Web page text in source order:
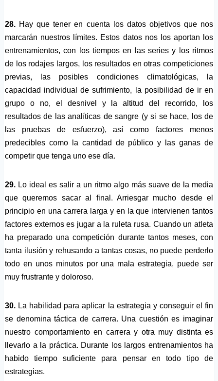
28. Hay que tener en cuenta los datos objetivos que nos
marcarán nuestros límites. Estos datos nos los aportan los
entrenamientos, con los tiempos en las series y los ritmos
de los rodajes largos, los resultados en otras competiciones
previas, las posibles condiciones climatológicas, la
capacidad individual de sufrimiento, la posibilidad de ir en
grupo o no, el desnivel y la altitud del recorrido, los
resultados de las analíticas de sangre (y si se hace, los de
las pruebas de esfuerzo), así como factores menos
predecibles como la cantidad de público y las ganas de
competir que tenga uno ese día.
29. Lo ideal es salir a un ritmo algo más suave de la media
que queremos sacar al final. Arriesgar mucho desde el
principio en una carrera larga y en la que intervienen tantos
factores externos es jugar a la ruleta rusa. Cuando un atleta
ha preparado una competición durante tantos meses, con
tanta ilusión y rehusando a tantas cosas, no puede perderlo
todo en unos minutos por una mala estrategia, puede ser
muy frustrante y doloroso.
30. La habilidad para aplicar la estrategia y conseguir el fin
se denomina táctica de carrera. Una cuestión es imaginar
nuestro comportamiento en carrera y otra muy distinta es
llevarlo a la práctica. Durante los largos entrenamientos ha
habido tiempo suficiente para pensar en todo tipo de
estrategias.